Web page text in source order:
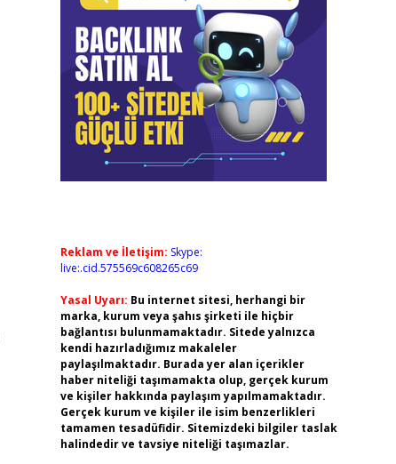
Reklam ve İletişim: Skype:
live:.cid.575569c608265c69
Yasal Uyarı: Bu internet sitesi, herhangi bir
marka, kurum veya şahıs şirketi ile hiçbir
bağlantısı bulunmamaktadır. Sitede yalnızca
kendi hazırladığımız makaleler
paylaşılmaktadır. Burada yer alan içerikler
haber niteliği taşımamakta olup, gerçek kurum
ve kişiler hakkında paylaşım yapılmamaktadır.
Gerçek kurum ve kişiler ile isim benzerlikleri
tamamen tesadüfidir. Sitemizdeki bilgiler taslak
halindedir ve tavsiye niteliği taşımazlar.